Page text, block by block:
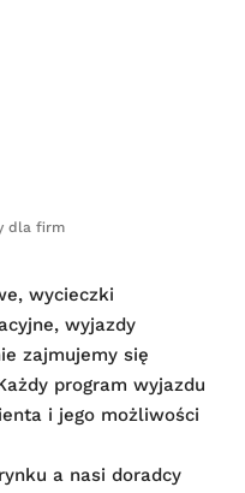
dla firm
wycieczki
wyjazdy
zajmujemy się
program wyjazdu
i jego możliwości
a nasi doradcy